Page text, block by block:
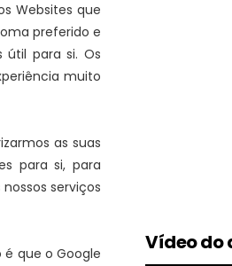
Websites que
preferido e
útil para si. Os
muito
as suas
para si, para
serviços
que o Google
Vídeo do